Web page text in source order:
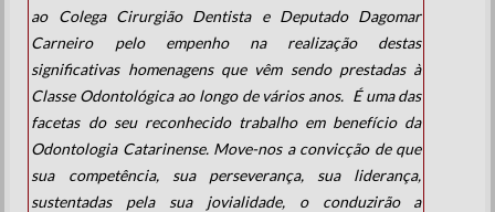
ao Colega Cirurgião Dentista e Deputado Dagomar
Carneiro pelo empenho na realização destas
significativas homenagens que vêm sendo prestadas à
Classe Odontológica ao longo de vários anos. É uma das
facetas do seu reconhecido trabalho em benefício da
Odontologia Catarinense. Move-nos a convicção de que
sua competência, sua perseverança, sua liderança,
sustentadas pela sua jovialidade, o conduzirão a